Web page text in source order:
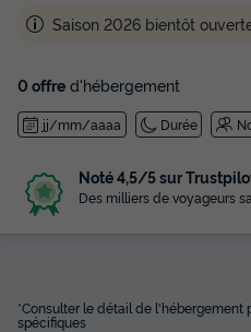
Saison 2026 bientôt
0 offre d'hébergement
jj/mm/aaaa Durée
Noté 4,5/5 sur
Des milliers de voyageurs
*Consulter le détail de
spécifiques